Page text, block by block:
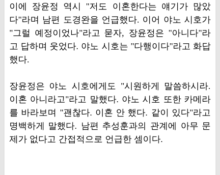
이에 장윤정 역시 "저도 이혼한다는 얘기가 많았
다"라며 남편 도경완을 언급했다. 이어 야노 시호가
"그럴 예정이었나"라고 묻자, 장윤정은 "아니다"라
고 답하며 웃었다. 야노 시호는 "다행이다"라고 화답
했다.
장윤정은 야노 시호에게도 "시원하게 말씀하시라.
이혼 아니라고"라고 말했다. 야노 시호 또한 카메라
를 바라보며 "괜찮다. 이혼 안 했다. 같이 있다"라고
명백하게 말했다. 남편 추성훈과의 관계에 아무 문
제가 없다고 간접적으로 언급한 셈이다.